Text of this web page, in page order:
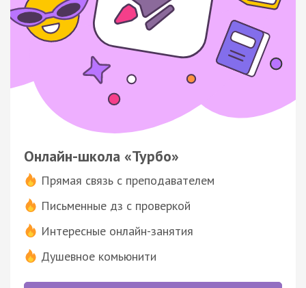
Онлайн-школа «Турбо»
Прямая связь с преподавателем
Письменные дз с проверкой
Интересные онлайн-занятия
Душевное комьюнити